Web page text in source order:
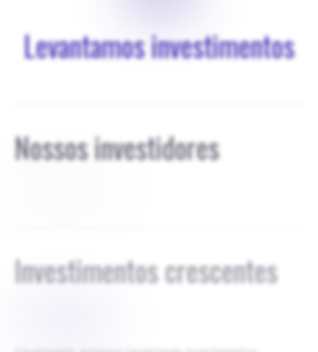
Levantamos investimentos
Nossos investidores
Investimentos crescentes